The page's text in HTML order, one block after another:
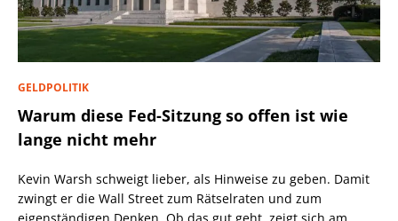
GELDPOLITIK
Warum diese Fed-Sitzung so offen ist wie
lange nicht mehr
Kevin Warsh schweigt lieber, als Hinweise zu geben. Damit
zwingt er die Wall Street zum Rätselraten und zum